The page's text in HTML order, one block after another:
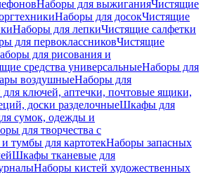
Наборы для выжиганияЧистящие
Наборы для досокЧистящие
Наборы для лепкиЧистящие салфетки
для первоклассниковЧистящие
для рисования и
средства универсальныеНаборы для
воздушныеНаборы для
ключей, аптечки, почтовые ящики,
доски разделочныеШкафы для
сумок, одежды и
для творчества с
тумбы для картотекНаборы запасных
Шкафы тканевые для
Наборы кистей художественных